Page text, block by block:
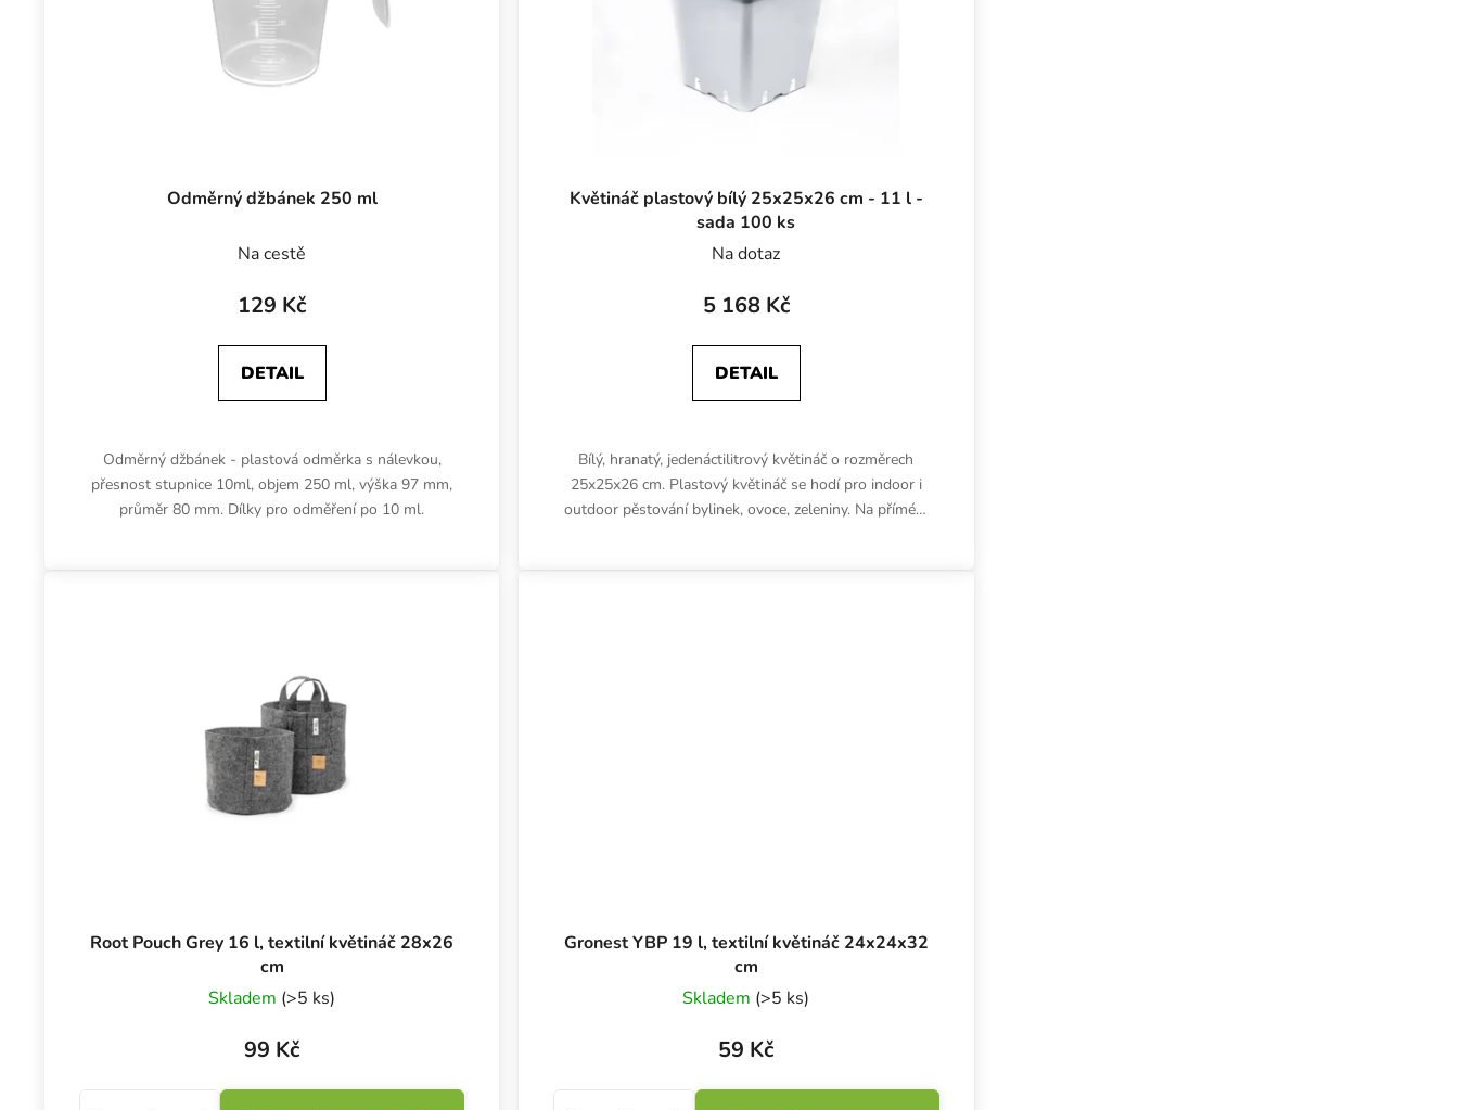
Odměrný džbánek 250 ml
Na cestě
129 Kč
DETAIL
Odměrný džbánek - plastová odměrka s nálevkou,
přesnost stupnice 10ml, objem 250 ml, výška 97 mm,
průměr 80 mm. Dílky pro odměření po 10 ml.
Květináč plastový bílý 25x25x26 cm - 11 l -
sada 100 ks
Na dotaz
5 168 Kč
DETAIL
Bílý, hranatý, jedenáctilitrový květináč o rozměrech
25x25x26 cm. Plastový květináč se hodí pro indoor i
outdoor pěstování bylinek, ovoce, zeleniny. Na přímém
Root Pouch Grey 16 l, textilní květináč 28x26
cm
Skladem (>5 ks)
99 Kč
Gronest YBP 19 l, textilní květináč 24x24x32
cm
Skladem (>5 ks)
59 Kč